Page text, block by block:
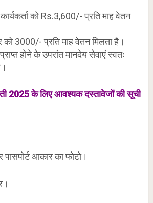
को Rs.3,600/- प्रति माह वेतन
को 3000/- प्रति माह वेतन मिलता है।
होने के उपरांत मानदेय सेवाएं स्वतः
2025 के लिए आवश्यक दस्तावेजों की सूची
आकार का फोटो।